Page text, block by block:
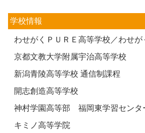
学校情報
わせがくＰＵＲＥ高等学校／わせが
京都文教大学附属宇治高等学校
新潟青陵高等学校 通信制課程
開志創造高等学校
神村学園高等部 福岡東学習センタ
キミノ高等学院